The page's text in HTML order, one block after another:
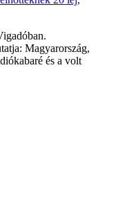
Magyarország,
és a volt